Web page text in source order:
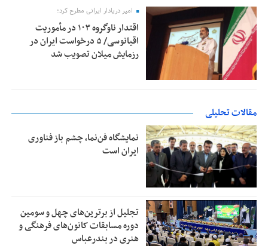
امیر دریادار ایرانی مطرح کرد؛
اقتدار ناوگروه ۱۰۳ در مأموریت‌
اقیانوسی/ ۵ درخواست ایران در
رزمایش میلان تصویب شد
مقالات تحلیلی
نمایشگاه فن‌نما، چشم باز فناوری
ایران است
تجلیل از بر‌ترین‌های چهل و سومین
دوره مسابقات کانون‌های فرهنگی و
هنری در بندرعباس